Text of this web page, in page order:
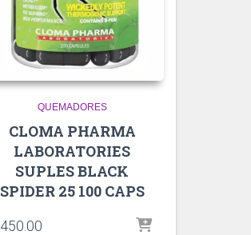
QUEMADORES
CLOMA PHARMA
LABORATORIES
SUPLES BLACK
SPIDER 25 100 CAPS
450.00